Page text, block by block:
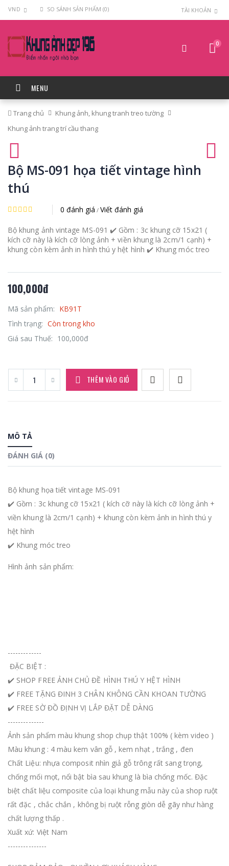
VND SO SÁNH SẢN PHẨM (0) TÀI KHOẢN
0
MENU
Trang chủ
Khung ảnh, khung tranh treo tường
Khung ảnh trang trí cầu thang
Bộ MS-091 họa tiết vintage hình
thú
0 đánh giá / Viết đánh giá
Bộ khung ảnh vintage MS-091 ✔️ Gồm : 3c khung cỡ 15x21 (
kích cỡ này là kích cỡ lòng ảnh + viền khung là 2cm/1 cạnh) +
khung còn kèm ảnh in hình thú y hệt hình ✔️ Khung móc treo
100,000đ
Mã sản phẩm: KB91T
Tình trạng: Còn trong kho
Giá sau Thuế: 100,000đ
THÊM VÀO GIỎ
MÔ TẢ
ĐÁNH GIÁ (0)
Bộ khung họa tiết vintage MS-091
✔️ Gồm : 3c khung cỡ 15x21 ( kích cỡ này là kích cỡ lòng ảnh +
viền khung là 2cm/1 cạnh) + khung còn kèm ảnh in hình thú y
hệt hình
✔️ Khung móc treo
Hình ảnh sản phẩm:
-------------
ĐẶC BIỆT :
✔️ SHOP FREE ẢNH CHỦ ĐỀ HÌNH THÚ Y HỆT HÌNH
✔️ FREE TẶNG ĐINH 3 CHÂN KHÔNG CẦN KHOAN TƯỜNG
✔️ FREE SỜ ĐỒ ĐỊNH VỊ LẮP ĐẶT DỄ DÀNG
--------------
Ảnh sản phẩm màu khung shop chụp thật 100% ( kèm video )
Màu khung : 4 màu kem vân gỗ , kem nhạt , trắng , đen
Chất Liệu: nhựa composit nhìn giả gỗ trông rất sang trọng,
chống mối mọt, nổi bật bìa sau khung là bìa chống mốc. Đặc
biệt chất liệu composite của loại khung mẫu này của shop ruột
rất đặc , chắc chắn , không bị ruột rỗng giòn dễ gãy như hàng
chất lượng thấp .
Xuất xứ: Việt Nam
---------------